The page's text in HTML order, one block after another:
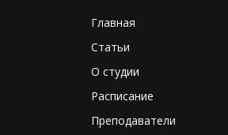
Главная
Статьи
О студии
Расписание
Преподаватели